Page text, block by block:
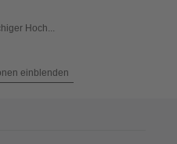
Hoch...
einblenden